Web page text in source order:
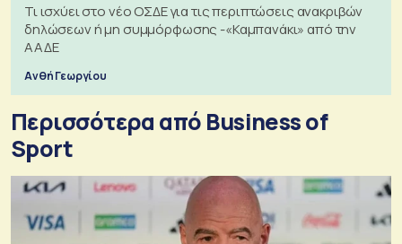
Τι ισχύει στο νέο ΟΣΔΕ για τις περιπτώσεις ανακριβών
δηλώσεων ή μη συμμόρφωσης -«Καμπανάκι» από την
ΑΑΔΕ
Ανθή Γεωργίου
Περισσότερα από Business of
Sport